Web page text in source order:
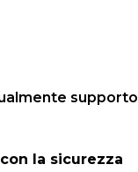
supporto
la sicurezza